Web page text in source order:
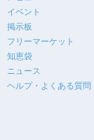
イベント
掲示板
フリーマーケット
知恵袋
ニュース
ヘルプ・よくある質問